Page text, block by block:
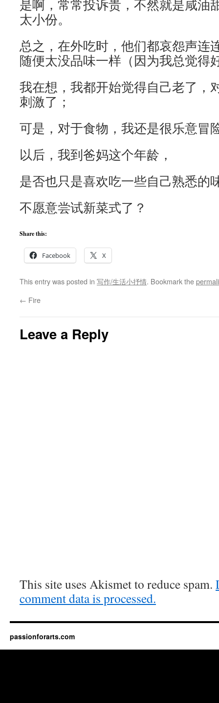
是啊，常常投诉贵，不然就是咸油
太小份。
总之，在外吃时，他们都哀怨声连
随便太没品味一样（因为我总觉得
我在想，我都开始觉得自己老了，
刺激了；
可是，对于食物，我还是很乐意冒
以后，我到爸妈这个年龄，
是否也只是喜欢吃一些自己熟悉的
不愿意尝试新菜式了？
Share this:
Facebook X
This entry was posted in 写作/生活小抒情. Bookmark the
← Fire
Leave a Reply
This site uses Akismet to reduce spam.
comment data is processed.
passionforarts.com